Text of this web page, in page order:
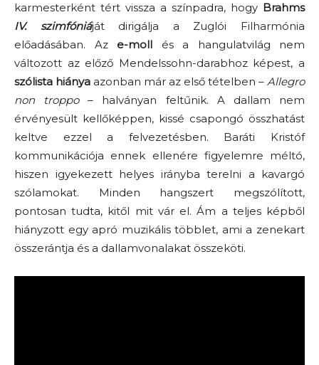
karmesterként tért vissza a színpadra, hogy Brahms
IV. szimfóniáját dirigálja a Zuglói Filharmónia
előadásában. Az e-moll és a hangulatvilág nem
változott az előző Mendelssohn-darabhoz képest, a
szólista hiánya azonban már az első tételben – Allegro
non troppo– halványan feltűnik. A dallam nem
érvényesült kellőképpen, kissé csapongó összhatást
keltve ezzel a felvezetésben. Baráti Kristóf
kommunikációja ennek ellenére figyelemre méltó,
hiszen igyekezett helyes irányba terelni a kavargó
szólamokat. Minden hangszert megszólított,
pontosan tudta, kitől mit vár el. Ám a teljes képből
hiányzott egy apró muzikális többlet, ami a zenekart
összerántja és a dallamvonalakat összeköti.